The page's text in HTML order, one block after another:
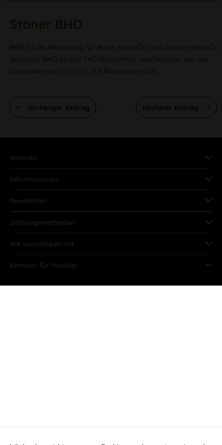
Stoner BHO
Cannabis
Vorheriger Eintrag Nächster Eintrag
Kontakt
Informationen
Newsletter
Zahlungsmethoden
Wir verschicken mit
Kontakt für Händler